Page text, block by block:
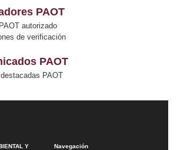
PAOT
autorizado
de verificación
PAOT
PAOT
Y
Navegación